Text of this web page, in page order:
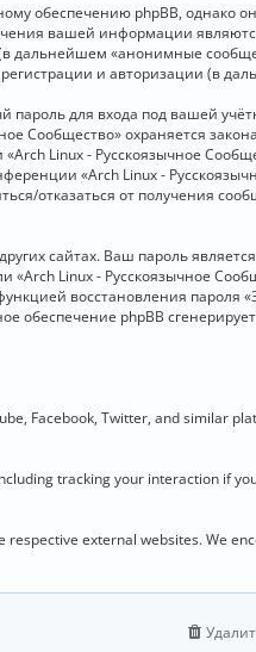
обеспечению phpBB, однако
вашей информации
дальнейшем «анонимные
и авторизации (в
для входа под вашей
Сообщество» охраняется
Linux - Русскоязычное
«Arch Linux -
отказаться от получения
сайтах. Ваш пароль
«Arch Linux - Русскоязычное
восстановления пароля
обеспечение phpBB
Facebook, Twitter, and similar
tracking your interaction if
external websites. We